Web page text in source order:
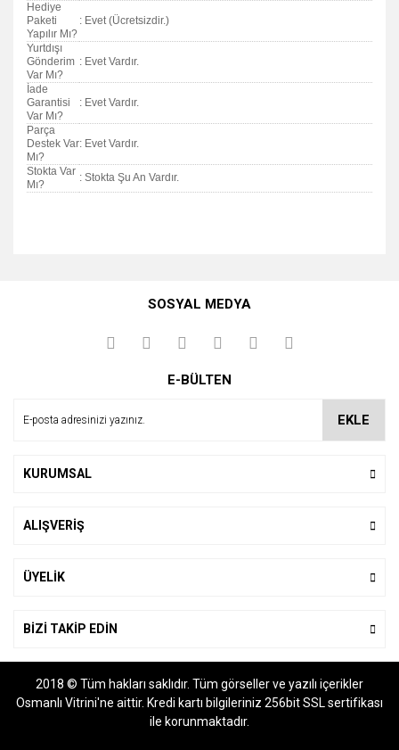
Hediye
Paketi
Yapılır Mı?
: Evet (Ücretsizdir.)
Yurtdışı
Gönderim
Var Mı?
: Evet Vardır.
İade
Garantisi
Var Mı?
: Evet Vardır.
Parça
Destek Var
Mı?
: Evet Vardır.
Stokta Var
Mı?
: Stokta Şu An Vardır.
kullanarak tarafımıza iletebilirsiniz.
Görüş ve önerileriniz için teşekkür ederiz.
Ürün açıklamasında eksik bilgiler bulunuyor.
SOSYAL MEDYA
E-BÜLTEN
EKLE
KURUMSAL
ALIŞVERİŞ
ÜYELİK
BİZİ TAKİP EDİN
2018 © Tüm hakları saklıdır. Tüm görseller ve yazılı içerikler
Osmanlı Vitrini'ne aittir. Kredi kartı bilgileriniz 256bit SSL sertifikası
ile korunmaktadır.